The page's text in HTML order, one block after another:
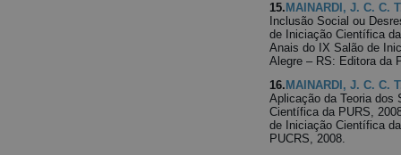
15. MAINARDI, J. C. C.
Inclusão Social ou
de Iniciação Científica
Anais do IX Salão de
Alegre – RS: Editora da
16. MAINARDI, J. C. C.
Aplicação da Teoria
Científica da PURS,
de Iniciação Científica
PUCRS, 2008.